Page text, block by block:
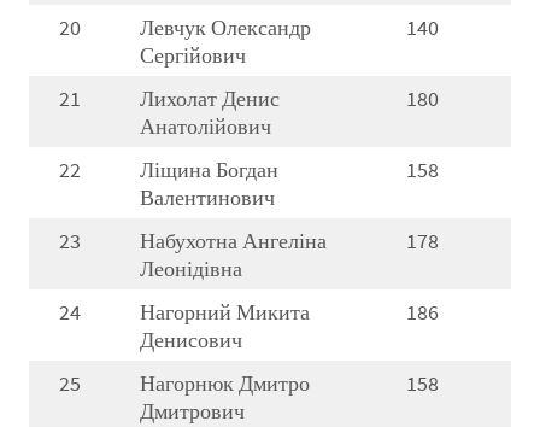
20
Левчук Олександр
Сергійович
140
21
Лихолат Денис
Анатолійович
180
22
Ліщина Богдан
Валентинович
158
23
Набухотна Ангеліна
Леонідівна
178
24
Нагорний Микита
Денисович
186
25
Нагорнюк Дмитро
Дмитрович
158